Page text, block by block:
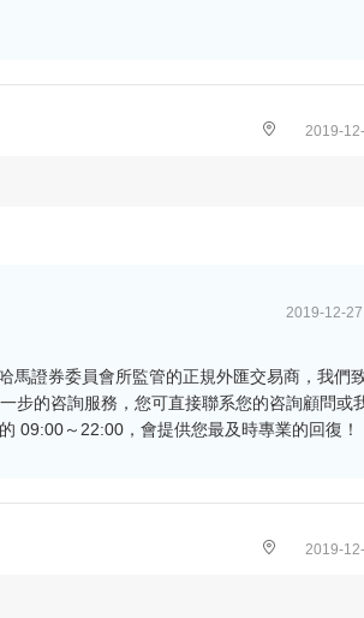
2019-
2019-12-
馬證券委員會所監管的正規外匯交易商，我們
步的咨詢服務，您可直接聯系您的咨詢顧問或
09:00～22:00，會提供您最及時專業的回復！
2019-